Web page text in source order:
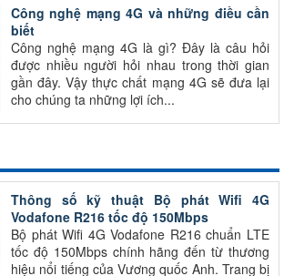
Công nghệ mạng 4G và những điều cần
biết
Công nghệ mạng 4G là gì? Đây là câu hỏi
được nhiều người hỏi nhau trong thời gian
gần đây. Vậy thực chất mạng 4G sẽ đưa lại
cho chúng ta những lợi ích...
Thông số kỹ thuật Bộ phát Wifi 4G
Vodafone R216 tốc độ 150Mbps
Bộ phát Wifi 4G Vodafone R216 chuẩn LTE
tốc độ 150Mbps chính hãng đến từ thương
hiệu nổi tiếng của Vương quốc Anh. Trang bị